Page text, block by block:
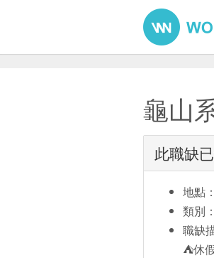
龜山
此職缺
地點
類別
職缺
⛺休